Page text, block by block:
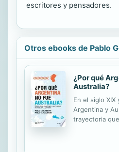
escritores y pensadores.
Otros ebooks de Pablo
¿Por qué
Australia?
En el siglo XIX
Argentina y
trayectoria
político
en el que